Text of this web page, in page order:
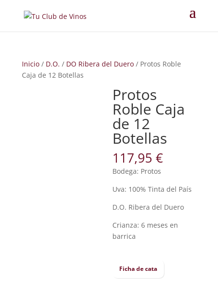
Inicio/ D.O. / DO Ribera del Duero/ Protos Roble
Caja de 12 Botellas
Protos
Roble Caja
de 12
Botellas
117,95€
Bodega: Protos
Uva: 100% Tinta del País
D.O. Ribera del Duero
Crianza: 6 meses en
barrica
Ficha de cata